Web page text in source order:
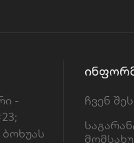
-
ბოხუას
ჩვენ